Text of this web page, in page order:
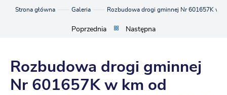
Strona główna Galeria Rozbudowa drogi gminnej Nr 601657K w
Poprzednia Następna
Rozbudowa drogi gminnej
Nr 601657K w km od